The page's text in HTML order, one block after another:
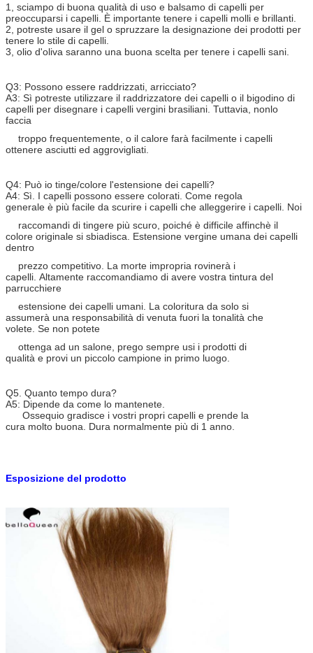
1, sciampo di buona qualità di uso e balsamo di capelli per
preoccuparsi i capelli. È importante tenere i capelli molli e brillanti.
2, potreste usare il gel o spruzzare la designazione dei prodotti per
tenere lo stile di capelli.
3, olio d'oliva saranno una buona scelta per tenere i capelli sani.
Q3: Possono essere raddrizzati, arricciato?
A3: Sì potreste utilizzare il raddrizzatore dei capelli o il bigodino di
capelli per disegnare i capelli vergini brasiliani. Tuttavia, nonlo
faccia
troppo frequentemente, o il calore farà facilmente i capelli
ottenere asciutti ed aggrovigliati.
Q4: Può io tinge/colore l'estensione dei capelli?
A4: Sì. I capelli possono essere colorati. Come regola
generale è più facile da scurire i capelli che alleggerire i capelli. Noi
raccomandi di tingere più scuro, poiché è difficile affinchè il
colore originale si sbiadisca. Estensione vergine umana dei capelli
dentro
prezzo competitivo. La morte impropria rovinerà i
capelli. Altamente raccomandiamo di avere vostra tintura del
parrucchiere
estensione dei capelli umani. La coloritura da solo si
assumerà una responsabilità di venuta fuori la tonalità che
volete. Se non potete
ottenga ad un salone, prego sempre usi i prodotti di
qualità e provi un piccolo campione in primo luogo.
Q5. Quanto tempo dura?
A5: Dipende da come lo mantenete.
Ossequio gradisce i vostri propri capelli e prende la
cura molto buona. Dura normalmente più di 1 anno.
Esposizione del prodotto